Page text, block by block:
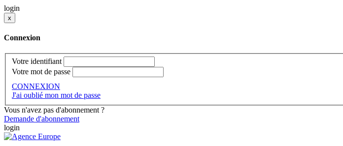
login
x
Connexion
Votre identifiant
Votre mot de passe
CONNEXION
J'ai oublié mon mot de passe
Vous n'avez pas d'abonnement ?
Demande d'abonnement
login